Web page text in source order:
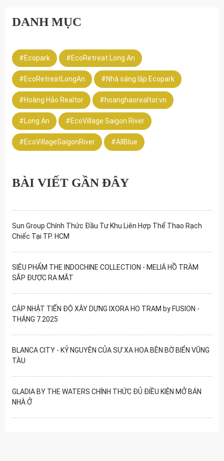
DANH MỤC
#Ecopark #EcoRetreat Long An
#EcoRetreatLongAn #Nhà sáng lập Ecopark
#Hoàng Hảo Realtor #hoanghaorealtor.vn
#Long An #EcoVillage Saigon River
#EcoVillageSaigonRiver #AllBlue
BÀI VIẾT GẦN ĐÂY
Sun Group Chính Thức Đầu Tư Khu Liên Hợp Thể Thao Rạch
Chiếc Tại TP. HCM
SIÊU PHẨM THE INDOCHINE COLLECTION - MELIÁ HỒ TRÀM
SẮP ĐƯỢC RA MẮT
CẬP NHẬT TIẾN ĐỘ XÂY DỰNG IXORA HO TRAM by FUSION -
THÁNG 7.2025
BLANCA CITY - KỶ NGUYÊN CỦA SỰ XA HOA BÊN BỜ BIỂN VŨNG
TÀU
GLADIA BY THE WATERS CHÍNH THỨC ĐỦ ĐIỀU KIỆN MỞ BÁN
NHÀ Ở